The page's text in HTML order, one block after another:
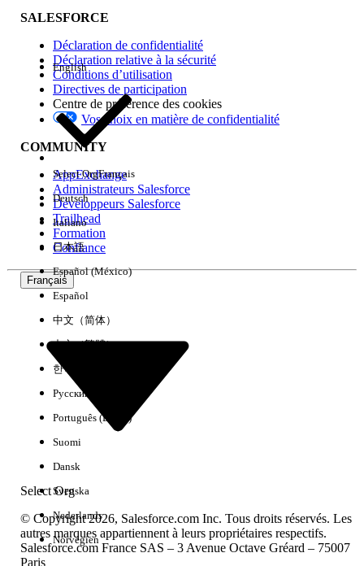
SALESFORCE
Déclaration de confidentialité
Déclaration relative à la sécurité
Conditions d’utilisation
Directives de participation
Centre de préférence des cookies
Vos choix en matière de confidentialité
COMMUNITY
AppExchange
Administrateurs Salesforce
Développeurs Salesforce
Trailhead
Formation
Confiance
Français
Select Org
English
Select OrgFrançais
Deutsch
Italiano
日本語
Español (México)
Español
中文（简体）
中文（繁體）
한국어
Русский
Português (Brasil)
Suomi
Dansk
Svenska
Nederlands
Norvégien
© Copyright 2026, Salesforce.com Inc. Tous droits réservés. Les
autres marques appartiennent à leurs propriétaires respectifs.
Salesforce.com France SAS – 3 Avenue Octave Gréard – 75007
Paris